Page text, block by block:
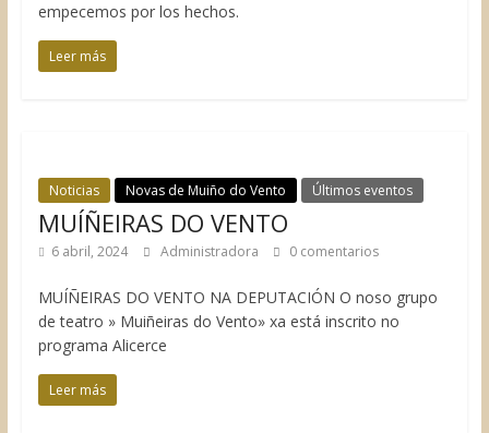
empecemos por los hechos.
Leer más
Noticias Novas de Muiño do Vento Últimos eventos
MUÍÑEIRAS DO VENTO
6 abril, 2024 Administradora 0 comentarios
MUÍÑEIRAS DO VENTO NA DEPUTACIÓN O noso grupo
de teatro » Muiñeiras do Vento» xa está inscrito no
programa Alicerce
Leer más